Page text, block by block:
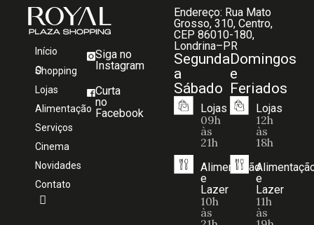
Início
O Shopping
Lojas
Alimentação
Serviços
Cinema
Novidades
Contato
Siga no
Instagram
Curta
no
Facebook
Endereço: Rua Mato
Grosso, 310, Centro,
CEP 86010-180,
Londrina–PR
Segunda
a
Sábado
Lojas
09h
às
21h
Alimentação
e
Lazer
10h
às
Domingos
e
Feriados
Lojas
12h
às
18h
e
Lazer
11h
às